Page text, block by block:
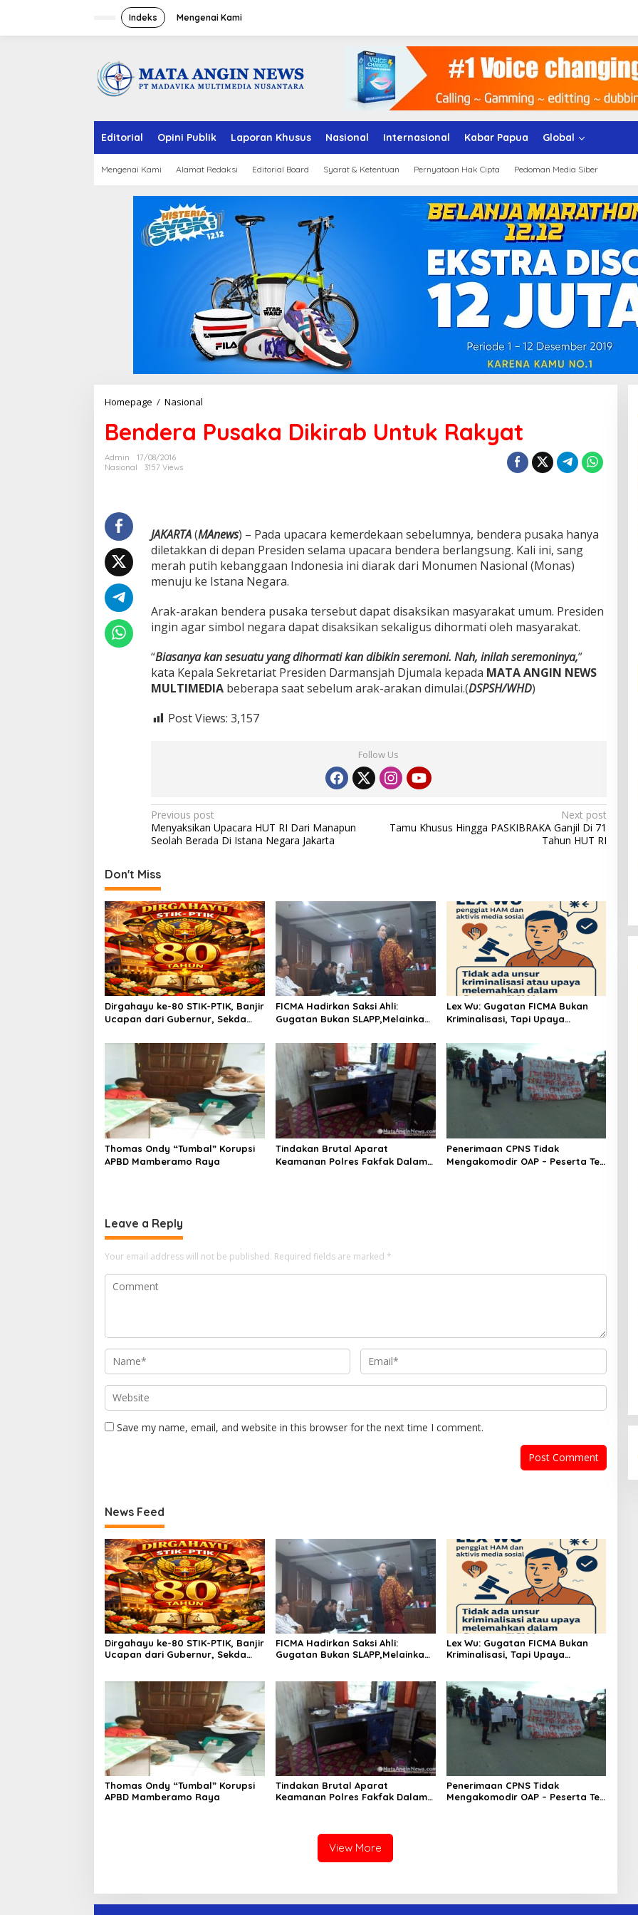
Indeks Mengenai Kami
Editorial Opini Publik Laporan Khusus Nasional Internasional Kabar Papua Global
Mengenai Kami Alamat Redaksi Editorial Board Syarat & Ketentuan Pernyataan Hak Cipta Pedoman Media Siber
Homepage / Nasional
n
d
a
k
a
D
i
i
r
U
n
t
u
R
Bendera Pusaka Dikirab Untuk Rakyat
Admin
17/08/2016
Nasional
3157 Views
JAKARTA(MAnews) – Pada upacara kemerdekaan sebelumnya, bendera pusaka hanya
diletakkan di depan Presiden selama upacara bendera berlangsung. Kali ini, sang
merah putih kebanggaan Indonesia ini diarak dari Monumen Nasional (Monas)
menuju ke Istana Negara.
Arak-arakan bendera pusaka tersebut dapat disaksikan masyarakat umum. Presiden
ingin agar simbol negara dapat disaksikan sekaligus dihormati oleh masyarakat.
“Biasanya kan sesuatu yang dihormati kan dibikin seremoni. Nah, inilah seremoninya,”
kata Kepala Sekretariat Presiden Darmansjah Djumala kepada MATA ANGIN NEWS
MULTIMEDIAbeberapa saat sebelum arak-arakan dimulai.(DSPSH/WHD)
Post Views: 3,157
Follow Us
P
o
t
n
a
v
i
g
a
t
i
o
n
Previous post
Menyaksikan Upacara HUT RI Dari Manapun
Seolah Berada Di Istana Negara Jakarta
Next post
Tamu Khusus Hingga PASKIBRAKA Ganjil Di 71
Tahun HUT RI
Don't Miss
Dirgahayu ke-80 STIK-PTIK, Banjir
Ucapan dari Gubernur, Sekda
FICMA Hadirkan Saksi Ahli:
Gugatan Bukan SLAPP,Melainkan
Asbes Putih
Lex Wu: Gugatan FICMA Bukan
Kriminalisasi, Tapi Upaya
Thomas Ondy “Tumbal” Korupsi
APBD Mamberamo Raya
Tindakan Brutal Aparat
Keamanan Polres Fakfak Dalam
Penerimaan CPNS Tidak
Mengakomodir OAP – Peserta Tes
Leave a Reply
Your email address will not be published. Required fields are marked *
Save my name, email, and website in this browser for the next time I comment.
News Feed
Dirgahayu ke-80 STIK-PTIK, Banjir
Ucapan dari Gubernur, Sekda
FICMA Hadirkan Saksi Ahli:
Gugatan Bukan SLAPP,Melainkan
Lex Wu: Gugatan FICMA Bukan
Kriminalisasi, Tapi Upaya
Thomas Ondy “Tumbal” Korupsi
APBD Mamberamo Raya
Tindakan Brutal Aparat
Keamanan Polres Fakfak Dalam
Penerimaan CPNS Tidak
Mengakomodir OAP – Peserta Tes
View More